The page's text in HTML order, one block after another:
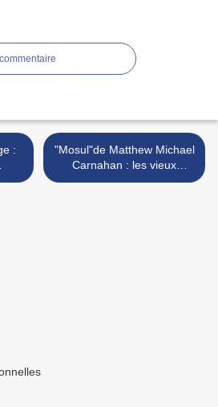
"Mosul"de Matthew Michael
Carnahan : les vieux
ressorts habituels du récit